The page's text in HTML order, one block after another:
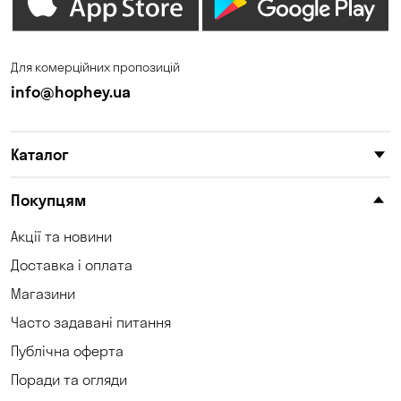
Зазим’є Запоріжжя
Кам'яні Потоки
Котівка
Кошари
Крюківщина
Для комерційних пропозицій
info@hophey.ua
Каталог
Покупцям
Акції та новини
Доставка і оплата
Магазини
Часто задавані питання
Публічна оферта
Поради та огляди